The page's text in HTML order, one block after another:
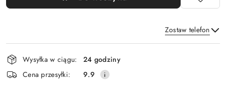
Zostaw telefon
Wyślij
Dostępność
i
dostawa
Wysyłka w ciągu:
24 godziny
Cena przesyłki:
9.9